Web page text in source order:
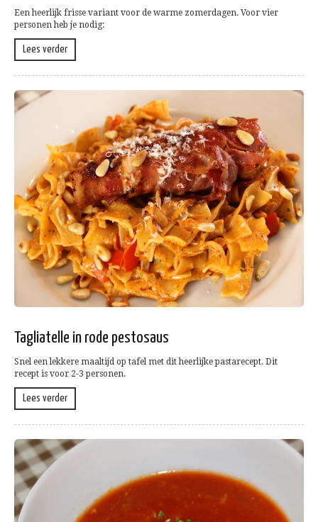
Een heerlijk frisse variant voor de warme zomerdagen. Voor vier
personen heb je nodig:
Lees verder
Tagliatelle in rode pestosaus
Snel een lekkere maaltijd op tafel met dit heerlijke pastarecept. Dit
recept is voor 2-3 personen.
Lees verder